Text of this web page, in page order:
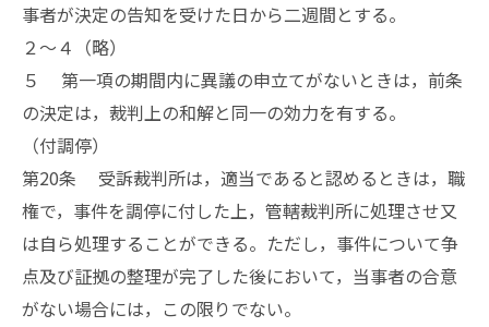
事者が決定の告知を受けた日から二週間とする。
２〜４（略）
５ 第一項の期間内に異議の申立てがないときは，前条
の決定は，裁判上の和解と同一の効力を有する。
（付調停）
第20条 受訴裁判所は，適当であると認めるときは，職
権で，事件を調停に付した上，管轄裁判所に処理させ又
は自ら処理することができる。ただし，事件について争
点及び証拠の整理が完了した後において，当事者の合意
がない場合には，この限りでない。